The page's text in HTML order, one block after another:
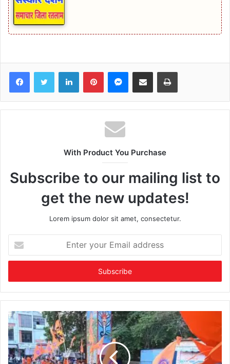
FacebookTwitter LinkedInPinterestMessenger
Share via Email Print
With Product You Purchase
Subscribe to our mailing list to
get the new updates!
Lorem ipsum dolor sit amet, consectetur.
your
Email